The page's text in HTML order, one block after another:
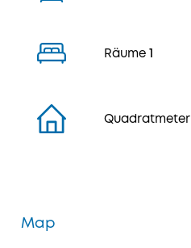
Räume
Quadratmeter
Map